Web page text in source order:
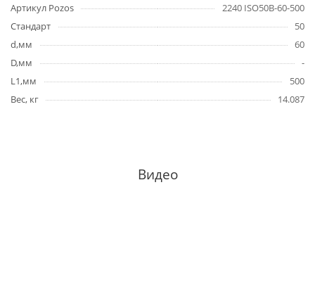
Артикул Pozos
2240 ISO50B-60-500
Стандарт
50
d,мм
60
D,мм
-
L1,мм
500
Вес, кг
14.087
Видео